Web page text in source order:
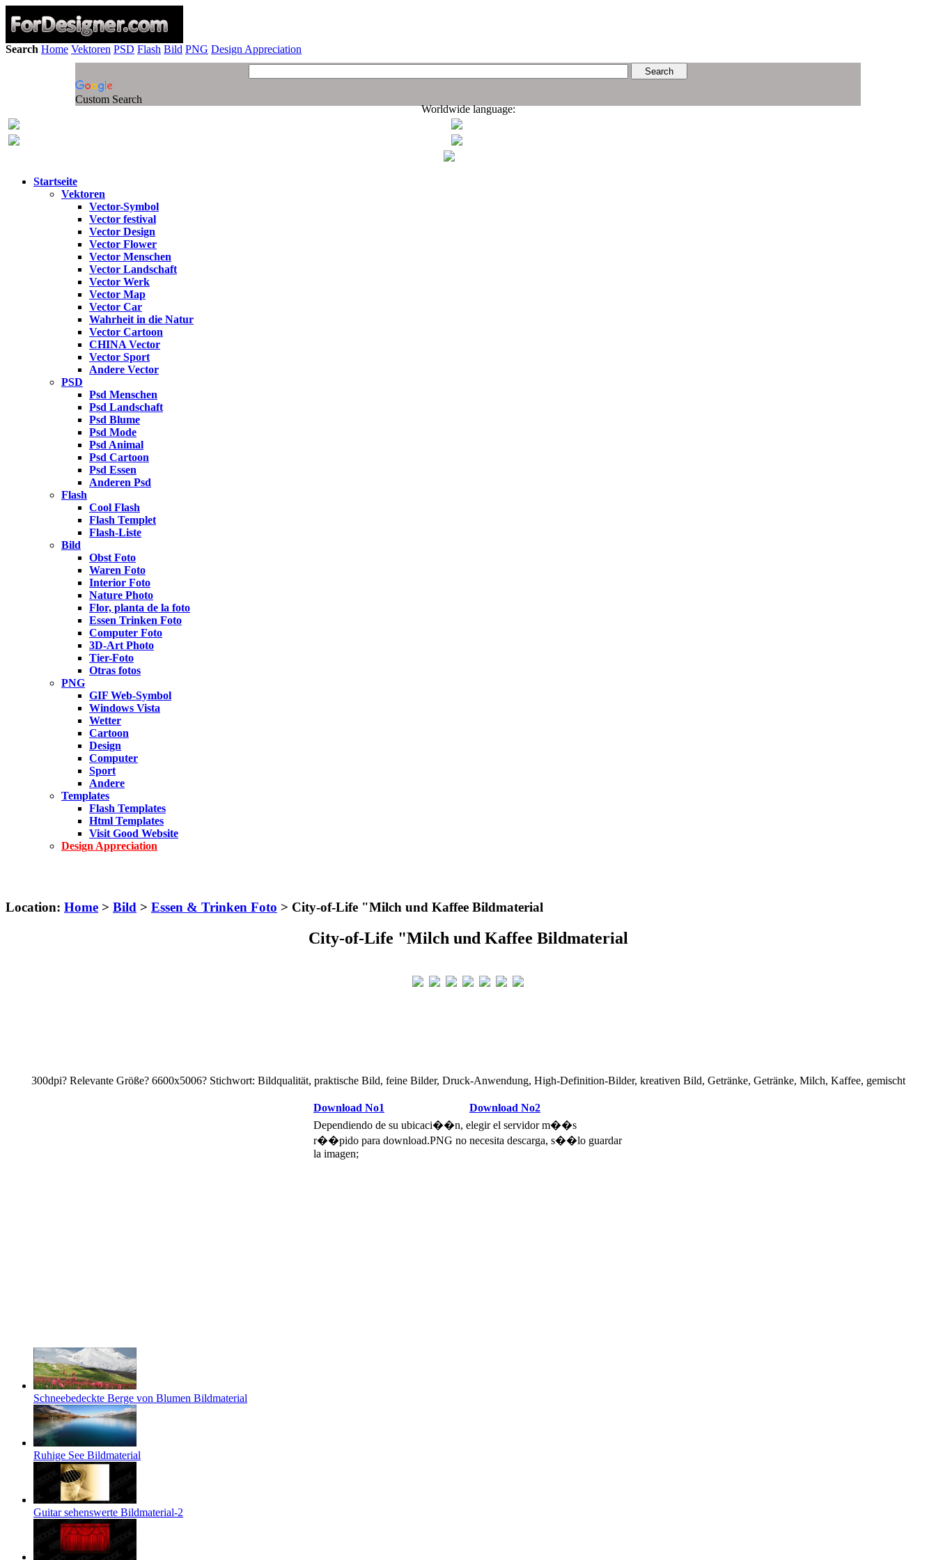
Search Home Vektoren PSD Flash Bild PNG Design Appreciation
Custom Search
Worldwide language:
Startseite
Vektoren
Vector-Symbol
Vector festival
Vector Design
Vector Flower
Vector Menschen
Vector Landschaft
Vector Werk
Vector Map
Vector Car
Wahrheit in die Natur
Vector Cartoon
CHINA Vector
Vector Sport
Andere Vector
PSD
Psd Menschen
Psd Landschaft
Psd Blume
Psd Mode
Psd Animal
Psd Cartoon
Psd Essen
Anderen Psd
Flash
Cool Flash
Flash Templet
Flash-Liste
Bild
Obst Foto
Waren Foto
Interior Foto
Nature Photo
Flor, planta de la foto
Essen Trinken Foto
Computer Foto
3D-Art Photo
Tier-Foto
Otras fotos
PNG
GIF Web-Symbol
Windows Vista
Wetter
Cartoon
Design
Computer
Sport
Andere
Templates
Flash Templates
Html Templates
Visit Good Website
Design Appreciation
Location: Home > Bild > Essen & Trinken Foto > City-of-Life "Milch und Kaffee Bildmaterial
City-of-Life "Milch und Kaffee Bildmaterial
300dpi? Relevante Größe? 6600x5006? Stichwort: Bildqualität, praktische Bild, feine Bilder, Druck-Anwendung, High-Definition-Bilder, kreativen Bild, Getränke, Getränke, Milch, Kaffee, gemischt
Download No1
Download No2
Dependiendo de su ubicaci��n, elegir el servidor m��s
r��pido para download.PNG no necesita descarga, s��lo guardar
la imagen;
Schneebedeckte Berge von Blumen Bildmaterial
Ruhige See Bildmaterial
Guitar sehenswerte Bildmaterial-2